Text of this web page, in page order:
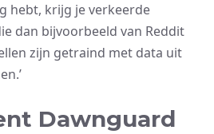
hebt, krijg je verkeerde
dan bijvoorbeeld van Reddit
zijn getraind met data uit
Dawnguard